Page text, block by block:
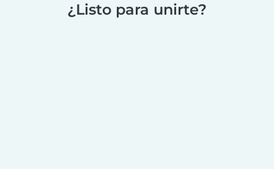
¿Listo para unirte?